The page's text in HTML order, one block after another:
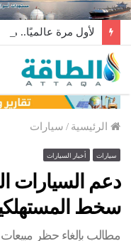
الرئيسية / سيارات
سيارات أخبار السيارات
دعم السيارات
سخط
مطالب بإلغاء حظر مبيعات